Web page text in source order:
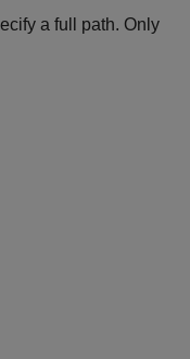
a full path. Only